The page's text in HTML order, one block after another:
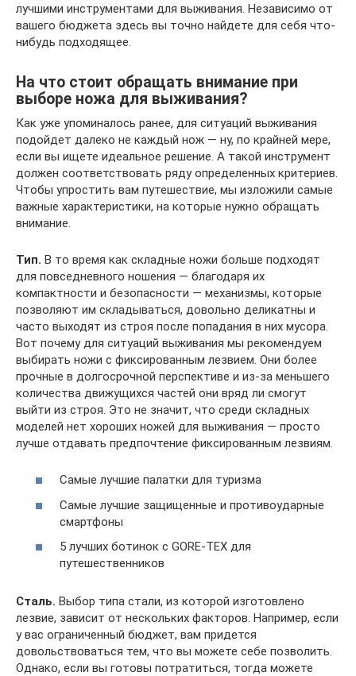
лучшими инструментами для выживания. Независимо от
вашего бюджета здесь вы точно найдете для себя что-
нибудь подходящее.
На что стоит обращать внимание при
выборе ножа для выживания?
Как уже упоминалось ранее, для ситуаций выживания
подойдет далеко не каждый нож — ну, по крайней мере,
если вы ищете идеальное решение. А такой инструмент
должен соответствовать ряду определенных критериев.
Чтобы упростить вам путешествие, мы изложили самые
важные характеристики, на которые нужно обращать
внимание.
Тип. В то время как складные ножи больше подходят
для повседневного ношения — благодаря их
компактности и безопасности — механизмы, которые
позволяют им складываться, довольно деликатны и
часто выходят из строя после попадания в них мусора.
Вот почему для ситуаций выживания мы рекомендуем
выбирать ножи с фиксированным лезвием. Они более
прочные в долгосрочной перспективе и из-за меньшего
количества движущихся частей они вряд ли смогут
выйти из строя. Это не значит, что среди складных
моделей нет хороших ножей для выживания — просто
лучше отдавать предпочтение фиксированным лезвиям.
Самые лучшие палатки для туризма
Самые лучшие защищенные и противоударные
смартфоны
5 лучших ботинок с GORE-TEX для
путешественников
Сталь. Выбор типа стали, из которой изготовлено
лезвие, зависит от нескольких факторов. Например, если
у вас ограниченный бюджет, вам придется
довольствоваться тем, что вы можете себе позволить.
Однако, если вы готовы потратиться, тогда можете